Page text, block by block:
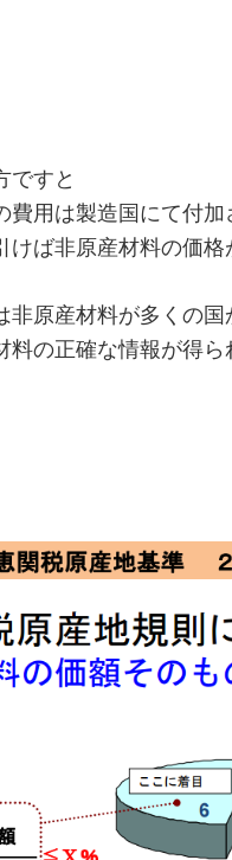
ですと
費用は製造国にて付
ば非原産材料の価格
原産材料が多くの国
の正確な情報が得ら